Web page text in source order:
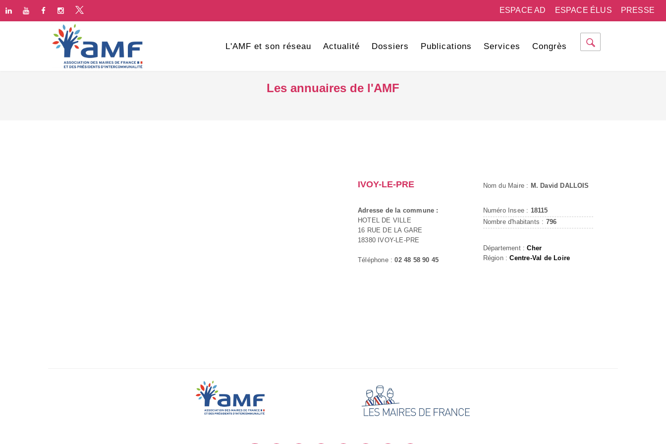
PRESSE
ESPACE ÉLUS
ESPACE AD
L'AMF et son réseau Actualité Dossiers Publications Services Congrès
Les annuaires de l'AMF
IVOY-LE-PRE
Adresse de la commune :
HOTEL DE VILLE
16 RUE DE LA GARE
18380 IVOY-LE-PRE
Téléphone :02 48 58 90 45
Nom du Maire : M. David DALLOIS
Numéro Insee : 18115
Nombre d'habitants : 796
Département :Cher
Région :Centre-Val de Loire